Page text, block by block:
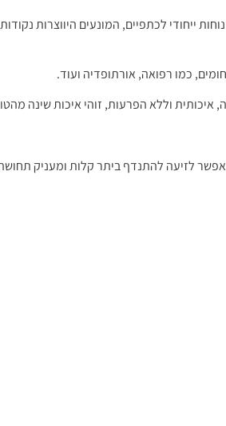
ייחודי לכתפיים, המונעים היווצרות
וללא הפרעות, זוהי איכות שינה
לזיעה להתנדף ביתר קלות ומעניק תחושה